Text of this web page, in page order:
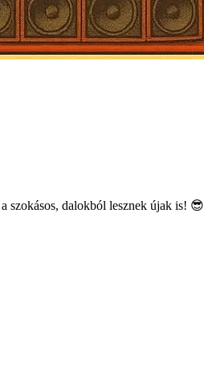
szokásos, dalokból lesznek újak is! 😎